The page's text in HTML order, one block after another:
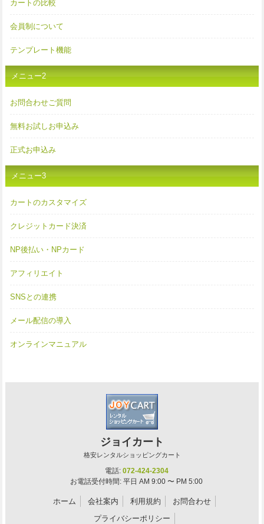
カートの比較
会員制について
テンプレート機能
メニュー2
お問合わせご質問
無料お試しお申込み
正式お申込み
メニュー3
カートのカスタマイズ
クレジットカード決済
NP後払い・NPカード
アフィリエイト
SNSとの連携
メール配信の導入
オンラインマニュアル
ジョイカート
格安レンタルショッピングカート
電話:072-424-2304
お電話受付時間: 平日 AM 9:00 〜 PM 5:00
ホーム 会社案内 利用規約
お問合わせ
プライバシーポリシー